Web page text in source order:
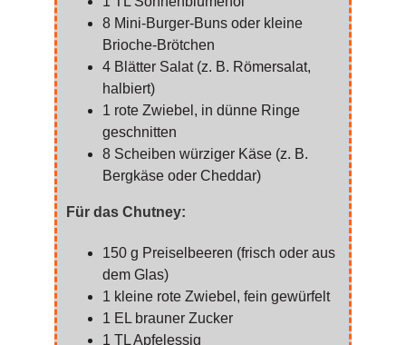
8 Mini-Burger-Buns oder kleine
Brioche-Brötchen
4 Blätter Salat (z. B. Römersalat,
halbiert)
1 rote Zwiebel, in dünne Ringe
geschnitten
8 Scheiben würziger Käse (z. B.
Bergkäse oder Cheddar)
Für das Chutney:
150 g Preiselbeeren (frisch oder aus
dem Glas)
1 kleine rote Zwiebel, fein gewürfelt
1 EL brauner Zucker
1 TL Apfelessig